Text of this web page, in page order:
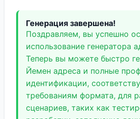
Генерация завершена!
Поздравляем, вы успешно
использование генератора
Теперь вы можете быстро
Йемен адреса и полные
идентификации,
требованиям формата, для
сценариев, таких как